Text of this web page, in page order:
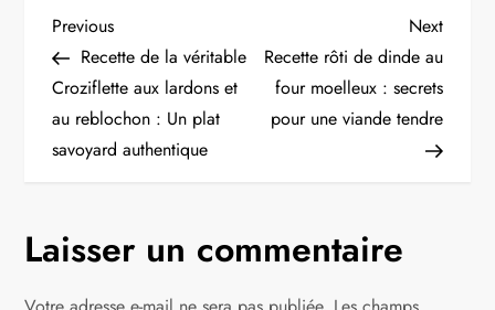
N
a
v
g
a
Previous
Post
Previous
Recette de la véritable
Croziflette aux lardons et
au reblochon : Un plat
savoyard authentique
Next
Post
Next
Recette rôti de dinde au
four moelleux : secrets
pour une viande tendre
Laisser un commentaire